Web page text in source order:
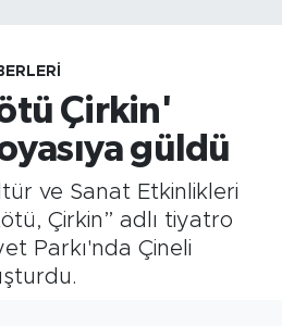
Çirkin'
güldü
ve Sanat Etkinlikleri
Çirkin” adlı tiyatro
Parkı'nda Çineli